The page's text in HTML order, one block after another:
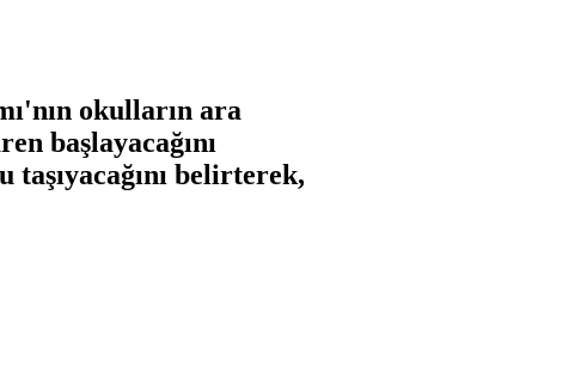
okulların ara
başlayacağını
belirterek,